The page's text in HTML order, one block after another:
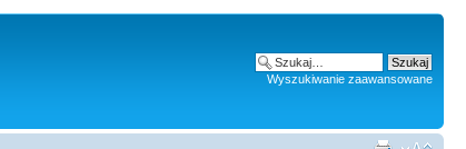
Wyszukiwanie zaawansowane